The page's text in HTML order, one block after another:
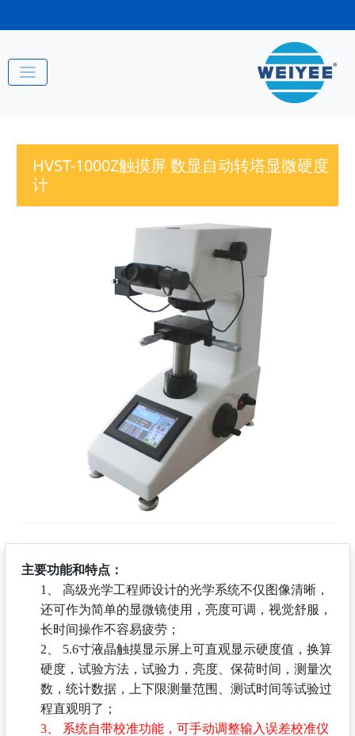
HVST-1000Z触摸屏 数显自动转塔显微硬度
计
主要功能和特点：
1、 高级光学工程师设计的光学系统不仅图像清晰，
还可作为简单的显微镜使用，亮度可调，视觉舒服，
长时间操作不容易疲劳；
2、 5.6寸液晶触摸显示屏上可直观显示硬度值，换算
硬度，试验方法，试验力，亮度、保荷时间，测量次
数，统计数据，上下限测量范围、测试时间等试验过
程直观明了；
3、 系统自带校准功能，可手动调整输入误差校准仪